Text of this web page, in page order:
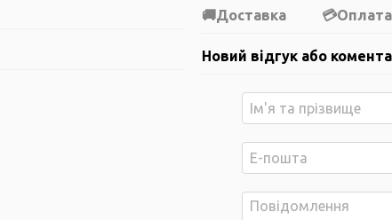
Доставка Оплата
Новий відгук або